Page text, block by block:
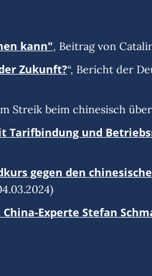
kann", Beitrag von
Zukunft?“, Bericht der
Streik beim chinesisch
Tarifbindung und
gegen den
Experte Stefan